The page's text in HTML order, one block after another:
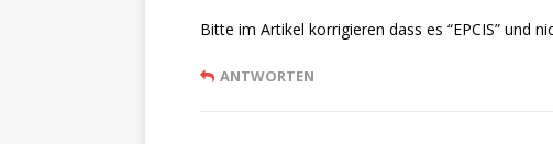
Bitte im Artikel korrigieren dass es “EPCIS” und
ANTWORTEN